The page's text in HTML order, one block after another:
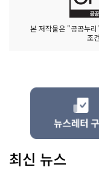
본 저작물은 "공공누
조
최신 뉴스